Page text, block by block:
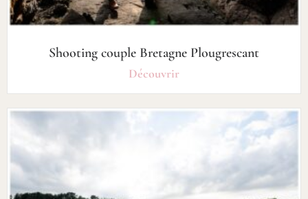
Shooting couple Bretagne Plougrescant
Découvrir